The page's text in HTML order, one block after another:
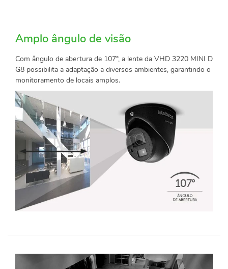
Amplo ângulo de visão
Com ângulo de abertura de 107°, a lente da VHD 3220 MINI D
G8 possibilita a adaptação a diversos ambientes, garantindo o
monitoramento de locais amplos.